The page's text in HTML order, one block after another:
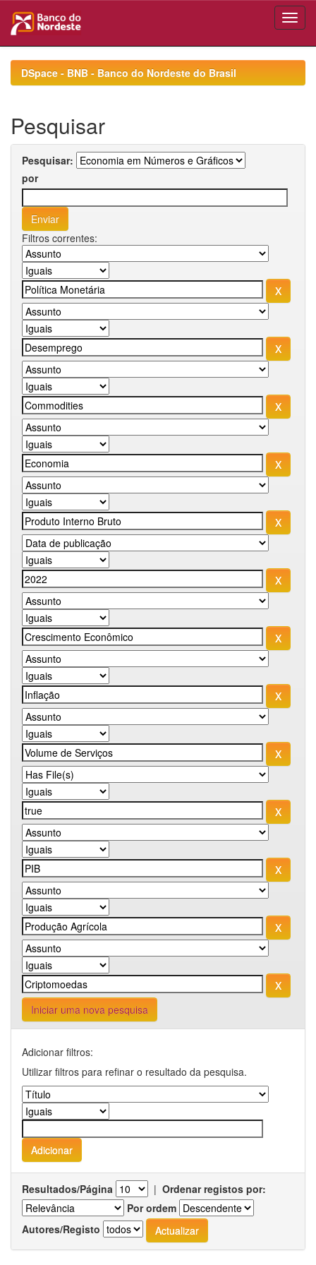
navigationDSpace - BNB - Banco do Nordeste do Brasil
Pesquisar
Pesquisar:
por
Filtros correntes:
Iniciar uma nova pesquisa
Adicionar filtros:
Utilizar filtros para refinar o resultado da pesquisa.
Resultados/Página | Ordenar registos por:
Por ordem
Autores/Registo